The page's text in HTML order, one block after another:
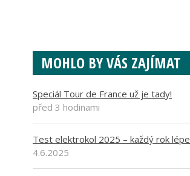
MOHLO BY VÁS ZAJÍMAT
Speciál Tour de France už je tady!
před 3 hodinami
Test elektrokol 2025 – každý rok lépe
4.6.2025